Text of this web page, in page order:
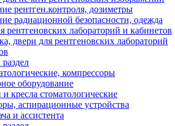
рентген.контроля, дозиметры
радиационной безопасности, одежда
рентгеновских лабораторий и кабинетов
двери для рентгеновских лабораторий
компрессоры
оборудование
и кресла стоматологические
аспирационные устройства
и ассистента